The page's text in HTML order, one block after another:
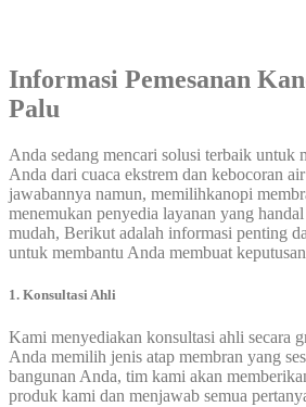
Informasi Pemesanan
Palu
Anda sedang mencari solusi terbaik untuk
Anda dari cuaca ekstrem dan kebocoran
jawabannya namun, memilihkanopi
menemukan penyedia layanan yang
mudah, Berikut adalah informasi penting
untuk membantu Anda membuat
1. Konsultasi Ahli
Kami menyediakan konsultasi ahli secara
Anda memilih jenis atap membran yang
bangunan Anda, tim kami akan
produk kami dan menjawab semua